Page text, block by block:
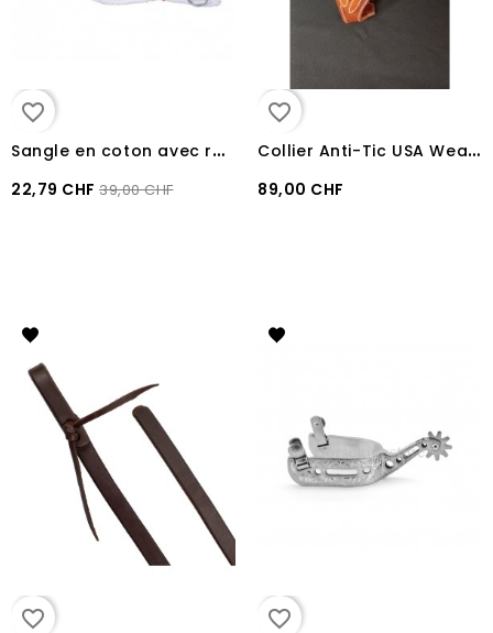
favorite_border
S
angle en coton avec renfort Jacsbarn
22,79 CHF 39,00 CHF
favorite_border
C
ollier Anti-Tic USA Weaver Miracle
89,00 CHF
favorite_border favorite_border